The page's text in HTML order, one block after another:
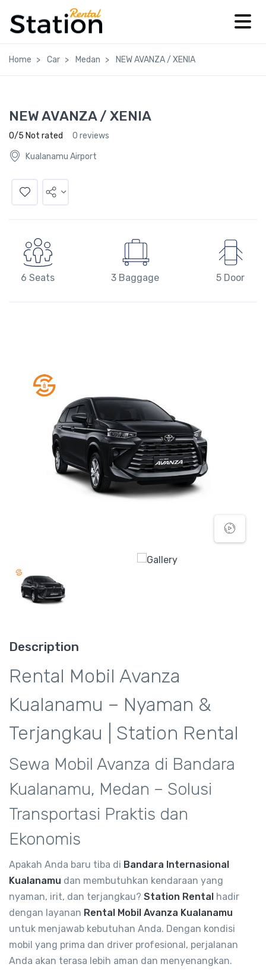
Home Car Medan NEW AVANZA / XENIA
NEW AVANZA / XENIA
0/5 Not rated 0 reviews
Kualanamu Airport
6 Seats 3 Baggage 5 Door
Description
Rental Mobil Avanza
Kualanamu – Nyaman &
Terjangkau | Station Rental
Sewa Mobil Avanza di Bandara
Kualanamu, Medan – Solusi
Transportasi Praktis dan
Ekonomis
Apakah Anda baru tiba di Bandara Internasional
Kualanamu dan membutuhkan kendaraan yang
nyaman, irit, dan terjangkau? Station Rental hadir
dengan layanan Rental Mobil Avanza Kualanamu
untuk menjawab kebutuhan Anda. Dengan kondisi
mobil yang prima dan driver profesional, perjalanan
Anda akan terasa lebih aman dan menyenangkan.